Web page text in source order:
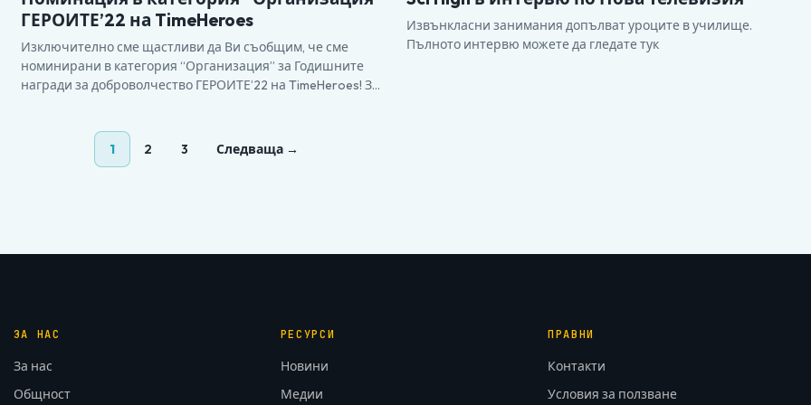
ГЕРОИТЕ’22 на TimeHeroes
Изключително сме щастливи да Ви съобщим, че сме
номинирани в категория “Организация” за Годишните
награди за доброволчество ГЕРОИТЕ’22 на TimeHeroes! За
Извънкласни занимания допълват уроците в училище.
Пълното интервю можете да гледате тук
1 2 3 Следваща →
ЗА НАС
За нас
Общност
РЕСУРСИ
Новини
Медии
ПРАВНИ
Контакти
Условия за ползване